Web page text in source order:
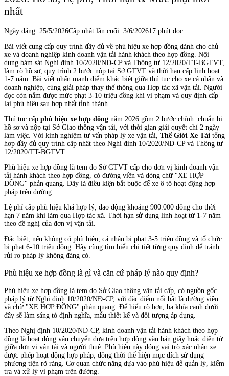
nhất
Ngày đăng: 25/5/2026Cập nhật lần cuối: 3/6/202617 phút đọc
Bài viết cung cấp quy trình đầy đủ về phù hiệu xe hợp đồng dành cho chủ
xe và doanh nghiệp kinh doanh vận tải hành khách theo hợp đồng. Nội
dung bám sát Nghị định 10/2020/NĐ-CP và Thông tư 12/2020/TT-BGTVT,
làm rõ hồ sơ, quy trình 2 bước nộp tại Sở GTVT và thời hạn cấp linh hoạt
1-7 năm. Bài viết nhấn mạnh điểm khác biệt giữa thủ tục cho xe cá nhân và
doanh nghiệp, cùng giải pháp thay thế thông qua Hợp tác xã vận tải. Người
đọc còn nắm được mức phạt 3-10 triệu đồng khi vi phạm và quy định cấp
lại phù hiệu sau hợp nhất tỉnh thành.
Thủ tục cấp phù hiệu xe hợp đồng năm 2026 gồm 2 bước chính: chuẩn bị
hồ sơ và nộp tại Sở Giao thông vận tải, với thời gian giải quyết chỉ 2 ngày
làm việc. Với kinh nghiệm tư vấn pháp lý xe vận tải, Thế Giới Xe Tải tổng
hợp đầy đủ quy trình cập nhật theo Nghị định 10/2020/NĐ-CP và Thông tư
12/2020/TT-BGTVT.
Phù hiệu xe hợp đồng là tem do Sở GTVT cấp cho đơn vị kinh doanh vận
tải hành khách theo hợp đồng, có đường viền và dòng chữ "XE HỢP
ĐỒNG" phản quang. Đây là điều kiện bắt buộc để xe ô tô hoạt động hợp
pháp trên đường.
Lệ phí cấp phù hiệu khá hợp lý, dao động khoảng 900.000 đồng cho thời
hạn 7 năm khi làm qua Hợp tác xã. Thời hạn sử dụng linh hoạt từ 1-7 năm
theo đề nghị của đơn vị vận tải.
Đặc biệt, nếu không có phù hiệu, cá nhân bị phạt 3-5 triệu đồng và tổ chức
bị phạt 6-10 triệu đồng. Hãy cùng tìm hiểu chi tiết từng quy định để tránh
rủi ro pháp lý không đáng có.
Phù hiệu xe hợp đồng là gì và căn cứ pháp lý nào quy định?
Phù hiệu xe hợp đồng là tem do Sở Giao thông vận tải cấp, có nguồn gốc
pháp lý từ Nghị định 10/2020/NĐ-CP, với đặc điểm nổi bật là đường viền
và chữ "XE HỢP ĐỒNG" phản quang. Để hiểu rõ hơn, ba khía cạnh dưới
đây sẽ làm sáng tỏ định nghĩa, mẫu thiết kế và đối tượng áp dụng.
Theo Nghị định 10/2020/NĐ-CP, kinh doanh vận tải hành khách theo hợp
đồng là hoạt động vận chuyển dựa trên hợp đồng văn bản giấy hoặc điện tử
giữa đơn vị vận tải và người thuê. Phù hiệu này đóng vai trò xác nhận xe
được phép hoạt động hợp pháp, đồng thời thể hiện mục đích sử dụng
phương tiện rõ ràng. Cơ quan chức năng dựa vào phù hiệu để quản lý, kiểm
tra và xử lý vi phạm trên đường.